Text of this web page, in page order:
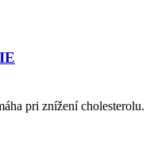
pri znížení cholesterolu.